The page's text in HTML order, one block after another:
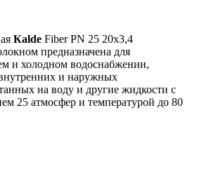
Кalde Fiber PN 25 20х3,4
предназначена для
и холодном водоснабжении,
и наружных
на воду и другие жидкости с
25 атмосфер и температурой до 80